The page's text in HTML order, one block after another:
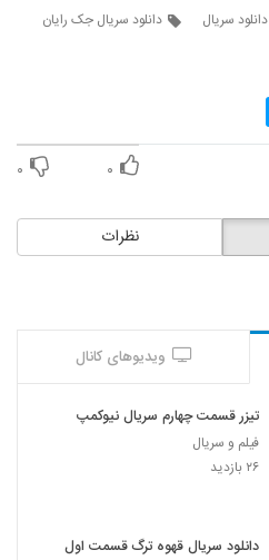
دانلود سریال دانلود سریال جک رایان
۰ ۰
نظرات
ویدیوهای کانال
تیزر قسمت چهارم سریال نیوکمپ
فیلم و سریال
۲۶ بازدید
دانلود سریال قهوه ترگ قسمت اول